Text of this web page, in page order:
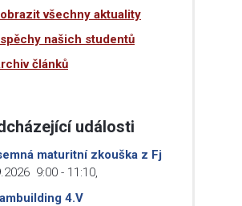
všechny aktuality
našich studentů
článků
události
maturitní zkouška z Fj
9:00 - 11:10
4.V